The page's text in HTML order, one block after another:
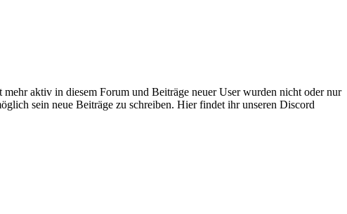
aktiv in diesem Forum und Beiträge neuer User wurden nicht oder nur
sein neue Beiträge zu schreiben. Hier findet ihr unseren Discord